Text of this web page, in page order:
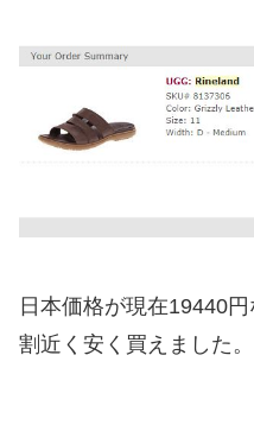
日本価格が現在19440
割近く安く買えました。